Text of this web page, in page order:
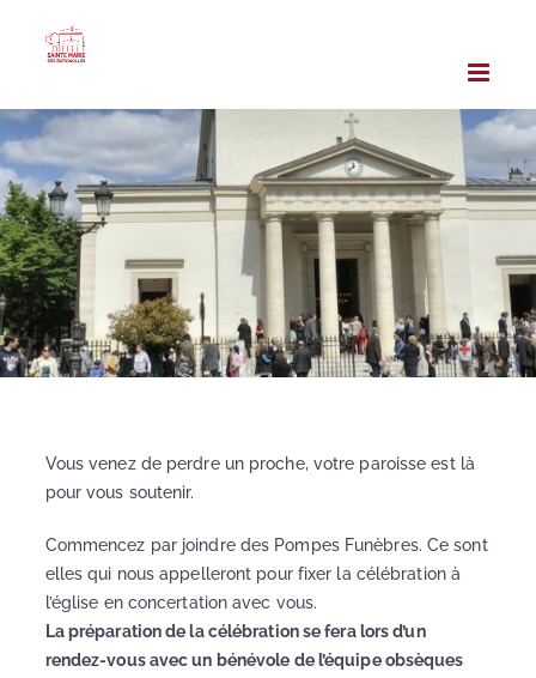
Vous venez de perdre un proche, votre paroisse est là
pour vous soutenir.
Commencez par joindre des Pompes Funèbres. Ce sont
elles qui nous appelleront pour fixer la célébration à
l’église en concertation avec vous.
La préparation de la célébration se fera lors d’un
rendez-vous avec un bénévole de l’équipe obsèques